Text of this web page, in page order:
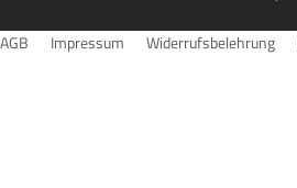
AGB Impressum Widerrufsbelehrung